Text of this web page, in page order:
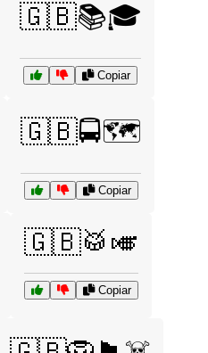
🇬🇧📚🎓
Copiar
🇬🇧🚍🗺️
Copiar
🇬🇧🥁🎺
Copiar